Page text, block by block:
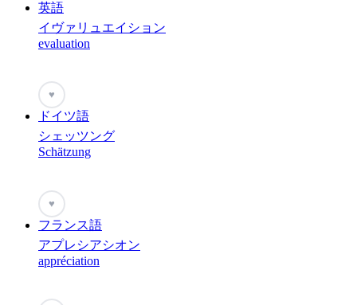
英語
イヴァリュエイション
evaluation
♥
ドイツ語
シェッツング
Schätzung
♥
フランス語
アプレシアシオン
appréciation